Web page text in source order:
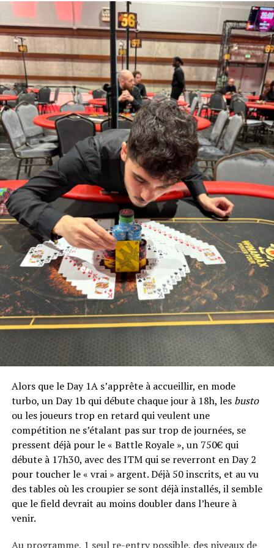
Dans la journée eu lieu également le tournoi de football
« anniversaire 2 ans ACFPoker.fr » qui fut remporté par
l’équipe « Bruno King Fitoussi » composée des joueurs
du MHE.
RELATED TOPICS:
UP NEXT
Bruno Fitoussi en embuscade lors de l'Event #3 des
WSOP-E
DON'T MISS
Le Cercle Gaillon ferme définitivement ses portes
Alors que le Day 1A s’apprête à accueillir, en mode
turbo, un Day 1b qui débute chaque jour à 18h, les busto
ou les joueurs trop en retard qui veulent une
compétition ne s’étalant pas sur trop de journées, se
pressent déjà pour le « Battle Royale », un 750€ qui
débute à 17h30, avec des ITM qui se reverront en Day 2
pour toucher le « vrai » argent. Déjà 50 inscrits, et au vu
des tables où les croupier se sont déjà installés, il semble
que le field devrait au moins doubler dans l’heure à
venir.
Au programme, 1 seul re-entry possible, des niveaux de